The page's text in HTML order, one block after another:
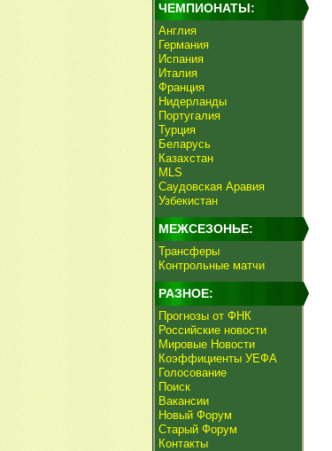
ЧЕМПИОНАТЫ:
Англия
Германия
Испания
Италия
Франция
Нидерланды
Португалия
Турция
Беларусь
Казахстан
MLS
Саудовская Аравия
Узбекистан
МЕЖСЕЗОНЬЕ:
Трансферы
Контрольные матчи
РАЗНОЕ:
Прогнозы от ФНК
Российские новости
Мировые Новости
Коэффициенты УЕФА
Голосование
Поиск
Вакансии
Новый Форум
Старый Форум
Контакты